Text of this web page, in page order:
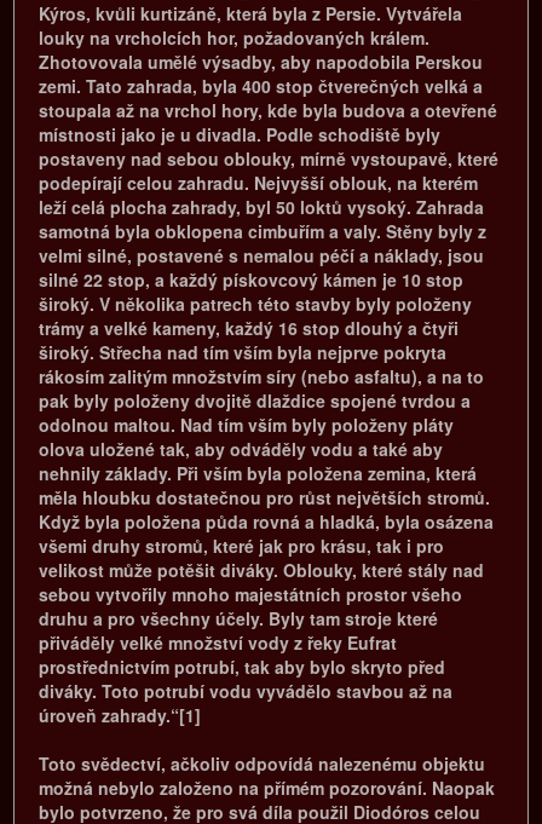
Kýros, kvůli kurtizáně, která byla z Persie. Vytvářela
louky na vrcholcích hor, požadovaných králem.
Zhotovovala umělé výsadby, aby napodobila Perskou
zemi. Tato zahrada, byla 400 stop čtverečných velká a
stoupala až na vrchol hory, kde byla budova a otevřené
místnosti jako je u divadla. Podle schodiště byly
postaveny nad sebou oblouky, mírně vystoupavě, které
podepírají celou zahradu. Nejvyšší oblouk, na kterém
leží celá plocha zahrady, byl 50 loktů vysoký. Zahrada
samotná byla obklopena cimbuřím a valy. Stěny byly z
velmi silné, postavené s nemalou péčí a náklady, jsou
silné 22 stop, a každý pískovcový kámen je 10 stop
široký. V několika patrech této stavby byly položeny
trámy a velké kameny, každý 16 stop dlouhý a čtyři
široký. Střecha nad tím vším byla nejprve pokryta
rákosím zalitým množstvím síry (nebo asfaltu), a na to
pak byly položeny dvojitě dlaždice spojené tvrdou a
odolnou maltou. Nad tím vším byly položeny pláty
olova uložené tak, aby odváděly vodu a také aby
nehnily základy. Při vším byla položena zemina, která
měla hloubku dostatečnou pro růst největších stromů.
Když byla položena půda rovná a hladká, byla osázena
všemi druhy stromů, které jak pro krásu, tak i pro
velikost může potěšit diváky. Oblouky, které stály nad
sebou vytvořily mnoho majestátních prostor všeho
druhu a pro všechny účely. Byly tam stroje které
přiváděly velké množství vody z řeky Eufrat
prostřednictvím potrubí, tak aby bylo skryto před
diváky. Toto potrubí vodu vyvádělo stavbou až na
úroveň zahrady.“[1]
Toto svědectví, ačkoliv odpovídá nalezenému objektu
možná nebylo založeno na přímém pozorování. Naopak
bylo potvrzeno, že pro svá díla použil Diodóros celou